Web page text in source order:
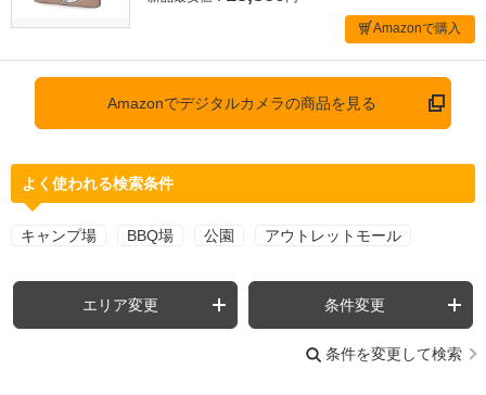
Amazonで購入
Amazonでデジタルカメラの商品を見る
よく使われる検索条件
キャンプ場 BBQ場 公園 アウトレットモール
エリア変更 条件変更
条件を変更して検索